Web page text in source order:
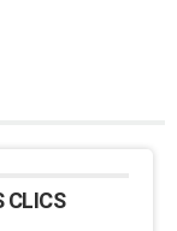
CLICS